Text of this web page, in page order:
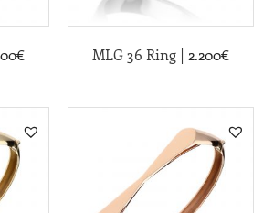
€ MLG 36 Ring | 2.200€